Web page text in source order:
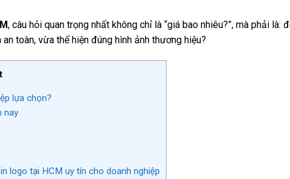
, câu hỏi quan trọng nhất không chỉ là “giá bao nhiêu?”, mà phải là:
toàn, vừa thể hiện đúng hình ảnh thương hiệu?
lựa chọn?
nay
logo tại HCM uy tín cho doanh nghiệp